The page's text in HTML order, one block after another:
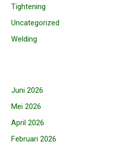
Tightening
Uncategorized
Welding
Juni 2026
Mei 2026
April 2026
Februari 2026